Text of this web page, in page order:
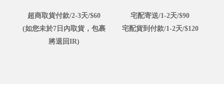
超商取貨付款/2-3天/$60
(如您未於7日內取貨，包裹
將退回IR)
宅配寄送/1-2天/$90
宅配貨到付款/1-2天/$120